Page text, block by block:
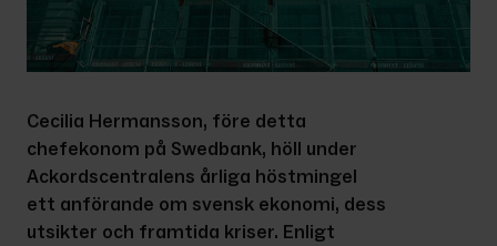
Cecilia Hermansson, före detta
chefekonom på Swedbank, höll under
Ackordscentralens årliga höstmingel
ett anförande om svensk ekonomi, dess
utsikter och framtida kriser. Enligt